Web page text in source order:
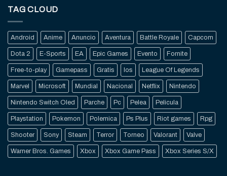
TAG CLOUD
Android Anime Anuncio Aventura Battle Royale Capcom
Dota 2 E-Sports EA Epic Games Evento Fornite
Free-to-play Gamepass Gratis Ios League Of Legends
Marvel Microsoft Mundial Nacional Netflix Nintendo
Nintendo Switch Oled Parche Pc Pelea Pelicula
Playstation Pokemon Polemica Ps Plus Riot games Rpg
Shooter Sony Steam Terror Torneo Valorant Valve
Warner Bros. Games Xbox Xbox Game Pass Xbox Series S/X